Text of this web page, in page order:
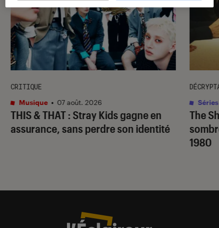
THIS & THAT: Stray Kids gagne en
assurance, sans perdre son identité
CRITIQUE
Musique • 07 août. 2026
The
1980
Séries
l'Éclaireur fnac">